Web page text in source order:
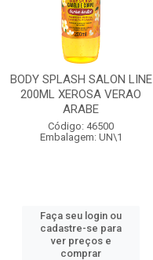
BODY SPLASH SALON LINE
200ML XEROSA VERAO
ARABE
Código: 46500
Embalagem: UN\1
Faça seu login ou
cadastre-se para
ver preços e
comprar